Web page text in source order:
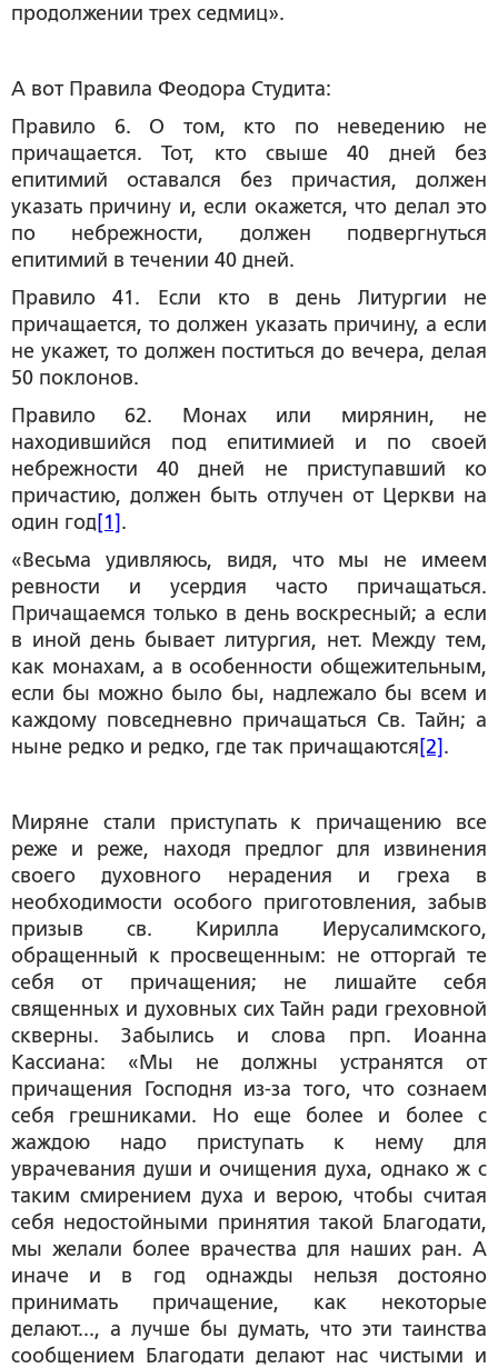
продолжении трех седмиц».
А вот Правила Феодора Студита:
Правило 6. О том, кто по неведению не
причащается. Тот, кто свыше 40 дней без
епитимий оставался без причастия, должен
указать причину и, если окажется, что делал это
по небрежности, должен подвергнуться
епитимий в течении 40 дней.
Правило 41. Если кто в день Литургии не
причащается, то должен указать причину, а если
не укажет, то должен поститься до вечера, делая
50 поклонов.
Правило 62. Монах или мирянин, не
находившийся под епитимией и по своей
небрежности 40 дней не приступавший ко
причастию, должен быть отлучен от Церкви на
один год[1] .
«Весьма удивляюсь, видя, что мы не имеем
ревности и усердия часто причащаться.
Причащаемся только в день воскресный; а если
в иной день бывает литургия, нет. Между тем,
как монахам, а в особенности общежительным,
если бы можно было бы, надлежало бы всем и
каждому повседневно причащаться Св. Тайн; а
ныне редко и редко, где так причащаются [2] .
Миряне стали приступать к причащению все
реже и реже, находя предлог для извинения
своего духовного нерадения и греха в
необходимости особого приготовления, забыв
призыв св. Кирилла Иерусалимского,
обращенный к просвещенным: не отторгай те
себя от причащения; не лишайте себя
священных и духовных сих Тайн ради греховной
скверны. Забылись и слова прп. Иоанна
Кассиана: «Мы не должны устранятся от
причащения Господня из-за того, что сознаем
себя грешниками. Но еще более и более с
жаждою надо приступать к нему для
уврачевания души и очищения духа, однако ж с
таким смирением духа и верою, чтобы считая
себя недостойными принятия такой Благодати,
мы желали более врачества для наших ран. А
иначе и в год однажды нельзя достояно
принимать причащение, как некоторые
делают..., а лучше бы думать, что эти таинства
сообщением Благодати делают нас чистыми и